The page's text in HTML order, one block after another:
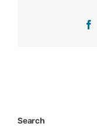
Search